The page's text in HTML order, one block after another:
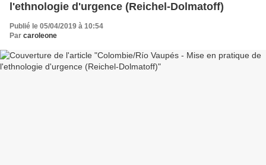
l'ethnologie d'urgence (Reichel-Dolmatoff)
Publié le 05/04/2019 à 10:54
Par caroleone